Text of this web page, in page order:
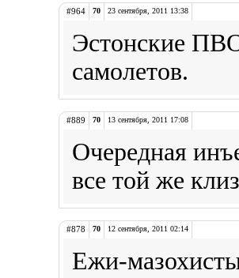
#964 70 23 сентября, 2011 13:38
Эстонские
самолетов.
#889 70 13 сентября, 2011 17:08
Очередная
все той же
#878 70 12 сентября, 2011 02:14
Ежи-